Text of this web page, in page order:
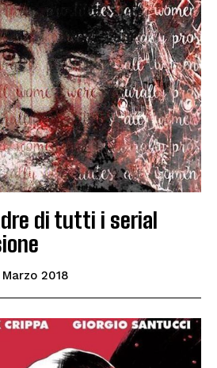
di tutti i serial
2018